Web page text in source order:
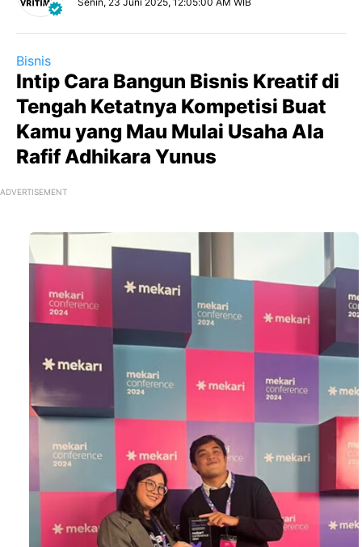
Bisnis
Intip Cara Bangun Bisnis Kreatif di
Tengah Ketatnya Kompetisi Buat
Kamu yang Mau Mulai Usaha Ala
Rafif Adhikara Yunus
ADVERTISEMENT